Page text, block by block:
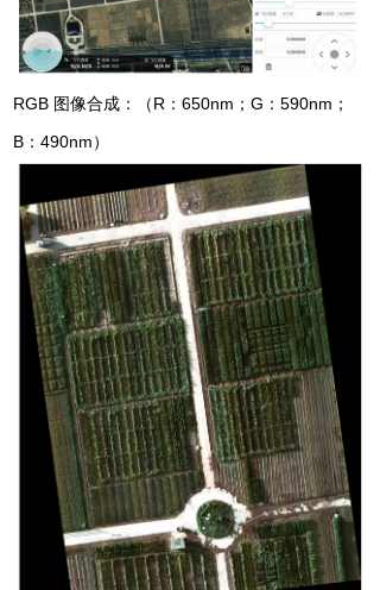
RGB 图像合成：（ R ： 650nm ； G ： 590nm ；
B ： 490nm ）